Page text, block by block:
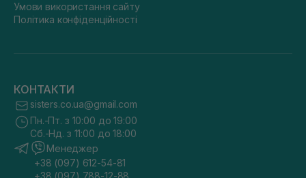
Умови використання сайту
Політика конфіденційності
КОНТАКТИ
sisters.co.ua@gmail.com
Пн.-Пт. з 10:00 до 19:00
Сб.-Нд. з 11:00 до 18:00
Менеджер
+38 (097) 612-54-81
+38 (097) 788-12-88